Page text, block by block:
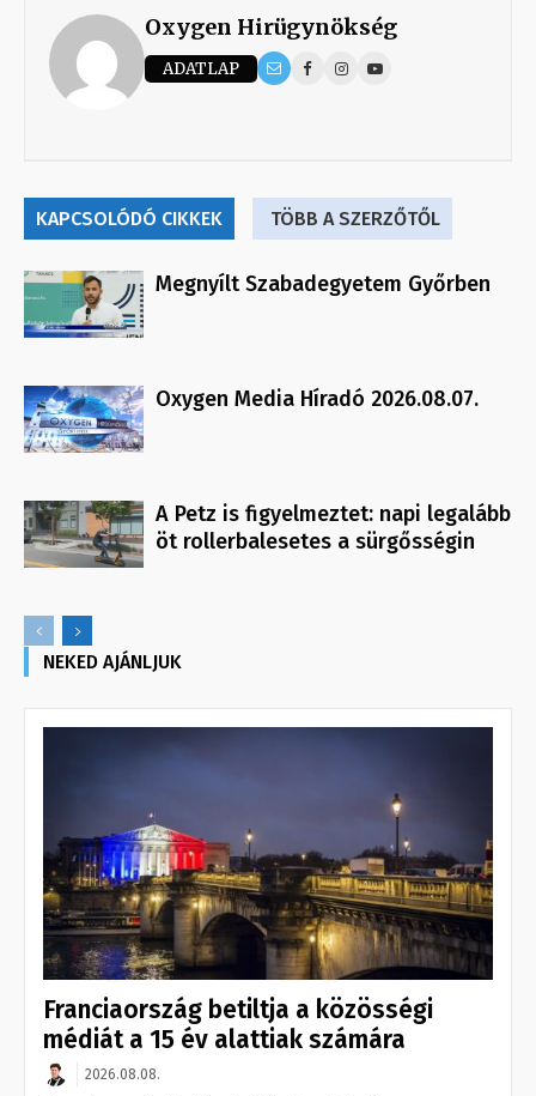
Oxygen Hirügynökség
ADATLAP
KAPCSOLÓDÓ CIKKEK TÖBB A SZERZŐTŐL
Megnyílt Szabadegyetem Győrben
Oxygen Media Híradó 2026.08.07.
A Petz is figyelmeztet: napi legalább
öt rollerbalesetes a sürgősségin
NEKED AJÁNLJUK
Franciaország betiltja a közösségi
médiát a 15 év alattiak számára
2026.08.08.